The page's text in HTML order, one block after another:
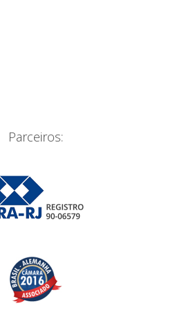
Parceiros: